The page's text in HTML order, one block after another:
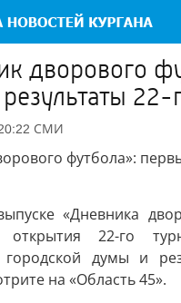
дворового
22-
СМИ
футбола»:
«Дневника
открытия 22-го
городской думы и
на «Область 45».